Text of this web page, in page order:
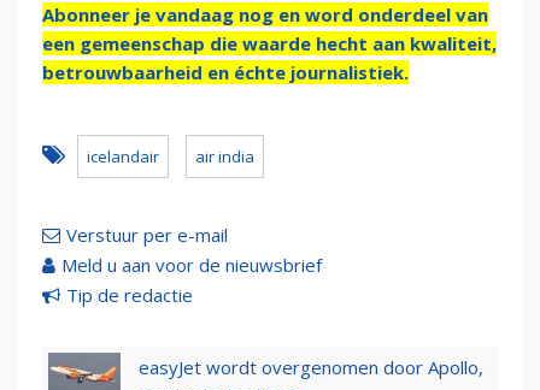
Abonneer je vandaag nog en word onderdeel van
een gemeenschap die waarde hecht aan kwaliteit,
betrouwbaarheid en échte journalistiek.
icelandair air india
Verstuur per e-mail
Meld u aan voor de nieuwsbrief
Tip de redactie
easyJet wordt overgenomen door Apollo,